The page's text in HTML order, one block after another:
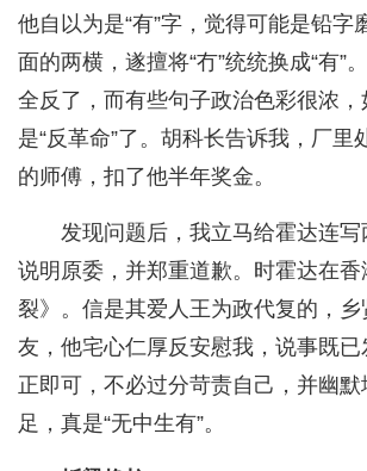
他自以为是“有”字，觉得可能是铅字
面的两横，遂擅将“冇”统统换成“有”
全反了，而有些句子政治色彩很浓
是“反革命”了。胡科长告诉我，厂里
的师傅，扣了他半年奖金。
发现问题后，我立马给霍达连写
说明原委，并郑重道歉。时霍达在香
裂》。信是其爱人王为政代复的，
友，他宅心仁厚反安慰我，说事既
正即可，不必过分苛责自己，并幽
足，真是“无中生有”。